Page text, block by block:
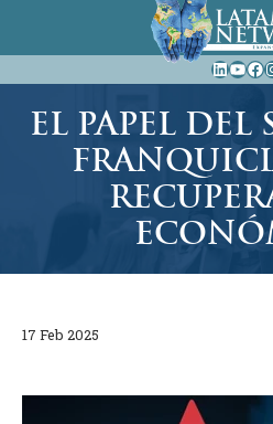
al
EL PAPEL DEL
17 Feb 2025